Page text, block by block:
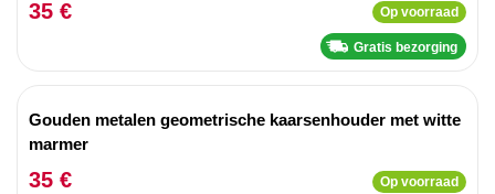
35 € Op voorraad
Gratis bezorging
Gouden metalen geometrische kaarsenhouder met witte
marmer
35 € Op voorraad